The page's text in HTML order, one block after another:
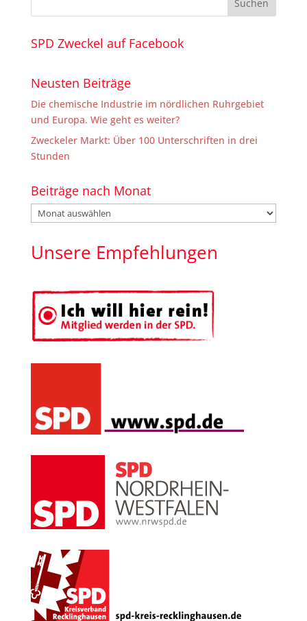
SPD Zweckel auf Facebook
Neusten Beiträge
Die chemische Industrie im nördlichen Ruhrgebiet
und Europa. Wie geht es weiter?
Zweckeler Markt: Über 100 Unterschriften in drei
Stunden
Beiträge nach Monat
Beiträge
nach
Unsere Empfehlungen